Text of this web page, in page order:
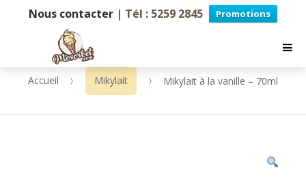
Nous contacter | Tél : 5259 2845 Promotions
Accueil Mikylait Mikylait à la vanille – 70ml